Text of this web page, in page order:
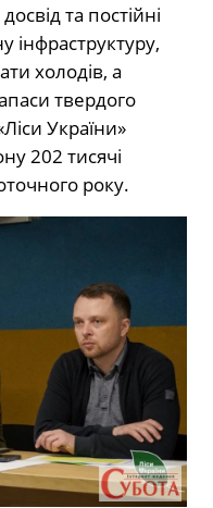
та постійні
інфраструктуру,
холодів, а
твердого
України»
202 тисячі
року.